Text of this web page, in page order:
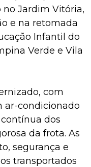
no Jardim Vitória,
e na retomada
Infantil do
Verde e Vila
com
ar-condicionado
dos
da frota. As
segurança e
transportados